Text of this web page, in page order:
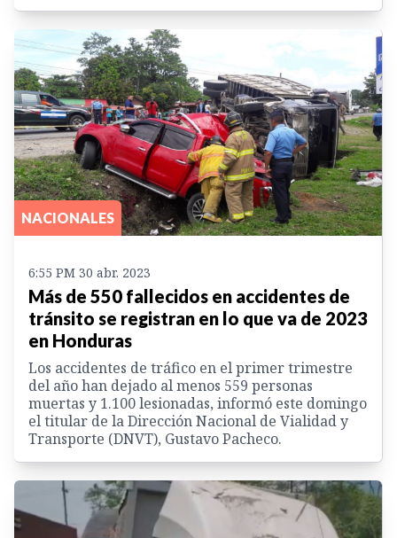
NACIONALES
6:55 PM 30 abr. 2023
Más de 550 fallecidos en accidentes de
tránsito se registran en lo que va de 2023
en Honduras
Los accidentes de tráfico en el primer trimestre
del año han dejado al menos 559 personas
muertas y 1.100 lesionadas, informó este domingo
el titular de la Dirección Nacional de Vialidad y
Transporte (DNVT), Gustavo Pacheco.